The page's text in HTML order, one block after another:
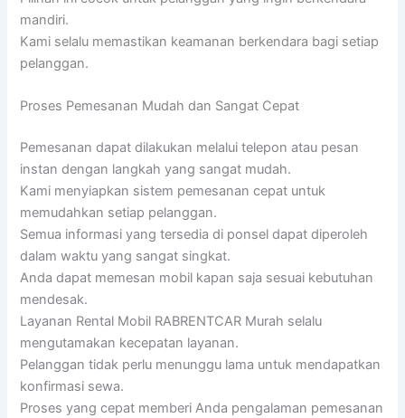
mandiri.
Kami selalu memastikan keamanan berkendara bagi setiap
pelanggan.
Proses Pemesanan Mudah dan Sangat Cepat
Pemesanan dapat dilakukan melalui telepon atau pesan
instan dengan langkah yang sangat mudah.
Kami menyiapkan sistem pemesanan cepat untuk
memudahkan setiap pelanggan.
Semua informasi yang tersedia di ponsel dapat diperoleh
dalam waktu yang sangat singkat.
Anda dapat memesan mobil kapan saja sesuai kebutuhan
mendesak.
Layanan Rental Mobil RABRENTCAR Murah selalu
mengutamakan kecepatan layanan.
Pelanggan tidak perlu menunggu lama untuk mendapatkan
konfirmasi sewa.
Proses yang cepat memberi Anda pengalaman pemesanan